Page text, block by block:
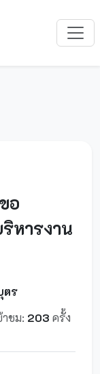
อ
หารงาน
ตร
าชม: 203 ครั้ง